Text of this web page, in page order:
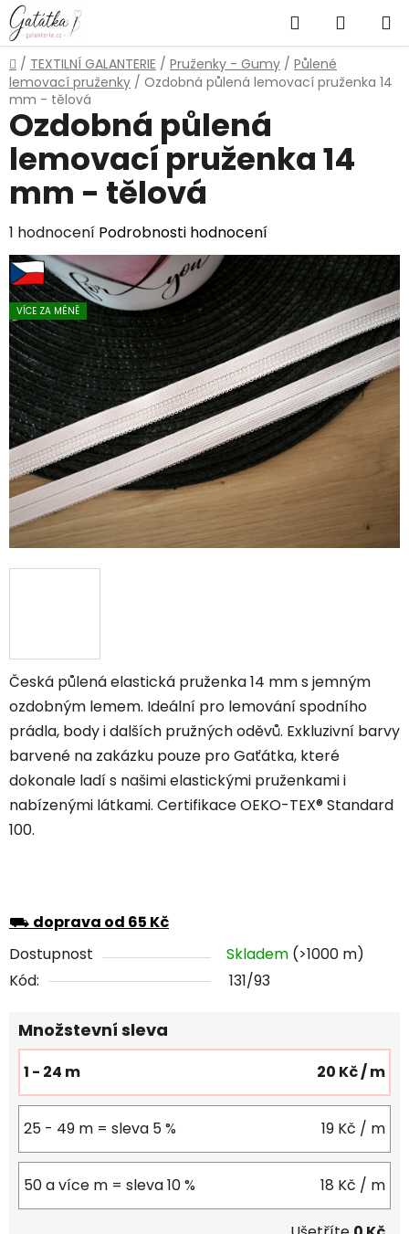
Přejít
na
obsah
Hledat
KOŠÍK
Domů
/ TEXTILNÍ GALANTERIE / Pruženky - Gumy / Půlené
lemovací pruženky / Ozdobná půlená lemovací pruženka 14
mm - tělová
Česká půlená elastická pruženka 14 mm s jemným
ozdobným lemem. Ideální pro lemování spodního
prádla, body i dalších pružných oděvů. Exkluzivní barvy
barvené na zakázku pouze pro Gaťátka, které
dokonale ladí s našimi elastickými pruženkami i
nabízenými látkami. Certifikace OEKO-TEX® Standard
100.
⛟ doprava od 65 Kč
Dostupnost
Skladem (>1000 m)
Kód:
131/93
Množstevní sleva
1 - 24 m 20 Kč/ m
25 - 49 m = sleva 5 % 19 Kč / m
50 a více m = sleva 10 % 18 Kč / m
Ozdobná půlená
lemovací pruženka 14
mm - tělová
Průměrné
hodnocení
produktu
je
5,0
z
5
hvězdiček.
1 hodnocení Podrobnosti hodnocení
VÍCE ZA MÉNĚ